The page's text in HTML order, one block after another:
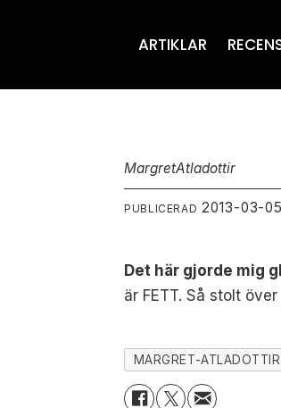
ARTIKLAR
MargretAtladottir
PUBLICERAD 2013-03-
Det här gjorde mig
är FETT. Så stolt
MARGRET-ATLADOTTIR